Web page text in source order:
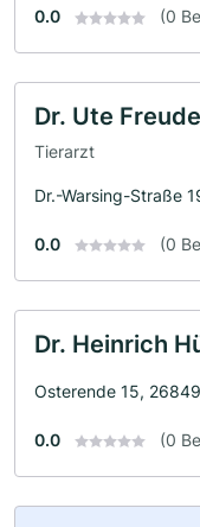
0.0 (0
Dr. Ute
Tierarzt
Dr.-Warsing-Straße
0.0 (0
Dr. Heinrich
Osterende 15,
0.0 (0